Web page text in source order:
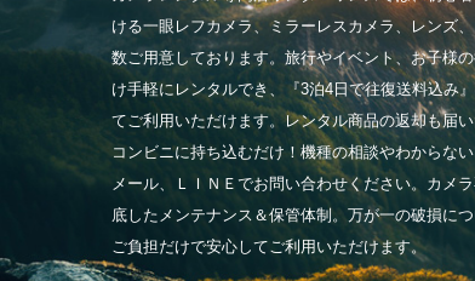
ける一眼レフカメラ、ミラーレスカメラ、レンズ
数ご用意しております。旅行やイベント、お子様
け手軽にレンタルでき、『3泊4日で往復送料込み
てご利用いただけます。レンタル商品の返却も届
コンビニに持ち込むだけ！機種の相談やわからない
メール、ＬＩＮＥでお問い合わせください。カメ
底したメンテナンス＆保管体制。万が一の破損に
ご負担だけで安心してご利用いただけます。